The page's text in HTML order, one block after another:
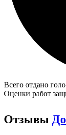
Всего отдано
Оценки работ
Отзывы